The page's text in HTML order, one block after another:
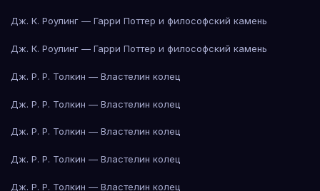
Дж. К. Роулинг — Гарри Поттер и философский камень
Дж. К. Роулинг — Гарри Поттер и философский камень
Дж. Р. Р. Толкин — Властелин колец
Дж. Р. Р. Толкин — Властелин колец
Дж. Р. Р. Толкин — Властелин колец
Дж. Р. Р. Толкин — Властелин колец
Дж. Р. Р. Толкин — Властелин колец